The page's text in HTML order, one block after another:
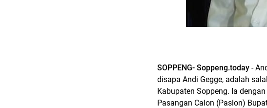
SOPPENG- Soppeng.today -
disapa Andi Gegge, adalah
Kabupaten Soppeng. Ia
Pasangan Calon (Paslon)